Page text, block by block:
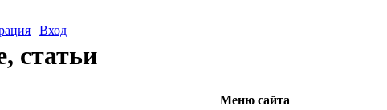
| Вход
статьи
Меню сайта